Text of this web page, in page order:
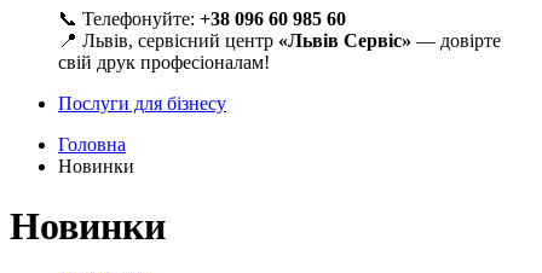
📞 Телефонуйте: +38 096 60 985 60
📍 Львів, сервісний центр «Львів Сервіс» — довірте
свій друк професіоналам!
Послуги для бізнесу
Головна
Новинки
Новинки